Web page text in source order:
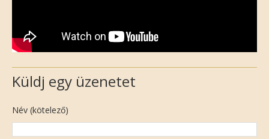
Küldj egy üzenetet
Név (kötelező)